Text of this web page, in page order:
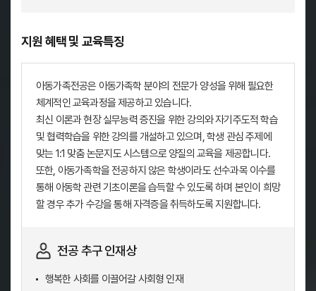
지원 혜택 및 교육특징
아동가족전공은 아동가족학 분야의 전문가 양성을 위해 필요한
체계적인 교육과정을 제공하고 있습니다.
최신 이론과 현장 실무능력 증진을 위한 강의와 자기주도적 학습
및 협력학습을 위한 강의를 개설하고 있으며, 학생 관심 주제에
맞는 1:1 맞춤 논문지도 시스템으로 양질의 교육을 제공합니다.
또한, 아동가족학을 전공하지 않은 학생이라도 선수과목 이수를
통해 아동학 관련 기초이론을 습득할 수 있도록 하며 본인이 희망
할 경우 추가 수강을 통해 자격증을 취득하도록 지원합니다.
전공 추구 인재상
행복한 사회를 이끌어갈 사회형 인재